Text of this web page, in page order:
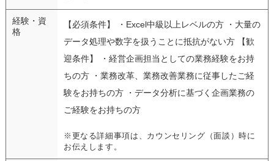
経験・資
格
【必須条件】 ・Excel中級以上レベルの方 ・大量の
データ処理や数字を扱うことに抵抗がない方 【歓
迎条件】 ・経営企画担当としての業務経験をお持
ちの方 ・業務改革、業務改善業務に従事したご経
験をお持ちの方 ・データ分析に基づく企画業務の
ご経験をお持ちの方
※更なる詳細事項は、カウンセリング（面談）時に
お伝えします。